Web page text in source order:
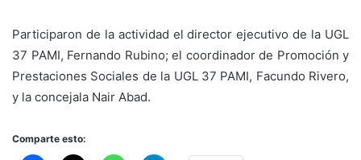
Participaron de la actividad el director ejecutivo de la UGL
37 PAMI, Fernando Rubino; el coordinador de Promoción y
Prestaciones Sociales de la UGL 37 PAMI, Facundo Rivero,
y la concejala Nair Abad.
Comparte esto: